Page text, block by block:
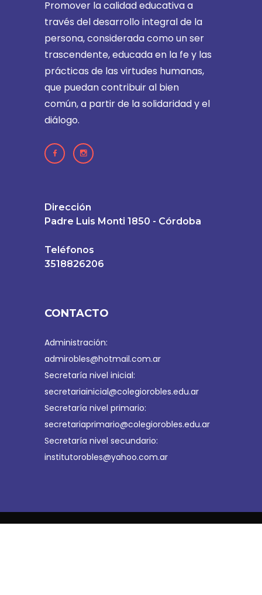
Promover la calidad educativa a
través del desarrollo integral de la
persona, considerada como un ser
trascendente, educada en la fe y las
prácticas de las virtudes humanas,
que puedan contribuir al bien
común, a partir de la solidaridad y el
diálogo.
Dirección
Padre Luis Monti 1850 - Córdoba
Teléfonos
3518826206
CONTACTO
Administración:
admirobles@hotmail.com.ar
Secretaría nivel inicial:
secretariainicial@colegiorobles.edu.ar
Secretaría nivel primario:
secretariaprimario@colegiorobles.edu.ar
Secretaría nivel secundario:
institutorobles@yahoo.com.ar